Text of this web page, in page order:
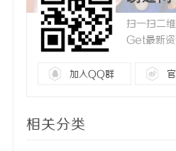
扫一扫二
Get最新
加入QQ群
相关分类